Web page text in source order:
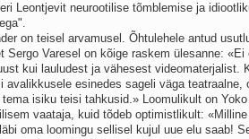
Leontjevit neurootilise tõmblemise ja
on teisel arvamusel. Õhtulehele antud
Sergo Varesel on kõige raskem ülesanne: «Ei
kui lauludest ja vähesest videomaterjalist.
avalikkusele esinedes sageli väga teatraalne,
isiku teisi tahkusid.» Loomulikult on
vaataja, kuid tõdeb optimistlikult:
oma loomingu sellisel kujul uue elu saab!